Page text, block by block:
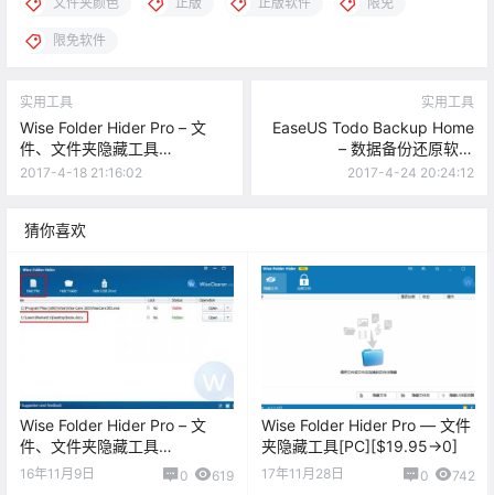
限免软件
实用工具
Wise Folder Hider Pro – 文
件、文件夹隐藏工具
[Windows][$19.95→0]
2017-4-18 21:16:02
实用工具
EaseUS Todo Backup Home
– 数据备份还原软件
[Windows][$29→0]
2017-4-24 20:24:12
猜你喜欢
Wise Folder Hider Pro – 文
件、文件夹隐藏工具
[Windows][$19.95→0]
16年11月9日 0 619
Wise Folder Hider Pro — 文件
夹隐藏工具[PC][$19.95→0]
17年11月28日 0 742